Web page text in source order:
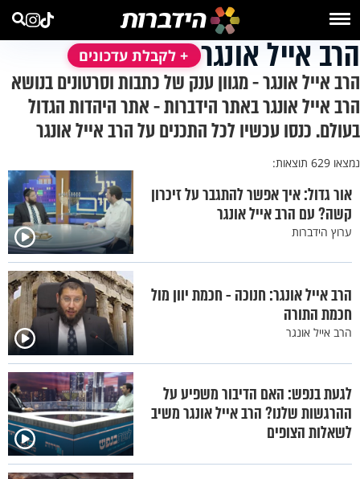
הרב אייל אונגר + לקבלת עדכונים
הרב אייל אונגר - מגוון ענק של כתבות וסרטונים בנושא
הרב אייל אונגר באתר הידברות - אתר היהדות הגדול
בעולם. כנסו עכשיו לכל התכנים על הרב אייל אונגר
נמצאו 629 תוצאות:
אור גדול: איך אפשר להתגבר על זיכרון
קשה? עם הרב אייל אונגר
ערוץ הידברות
הרב אייל אונגר: חנוכה - חכמת יוון מול
חכמת התורה
הרב אייל אונגר
לגעת בנפש: האם הדיבור משפיע על
ההרגשות שלנו? הרב אייל אונגר משיב
לשאלות הצופים